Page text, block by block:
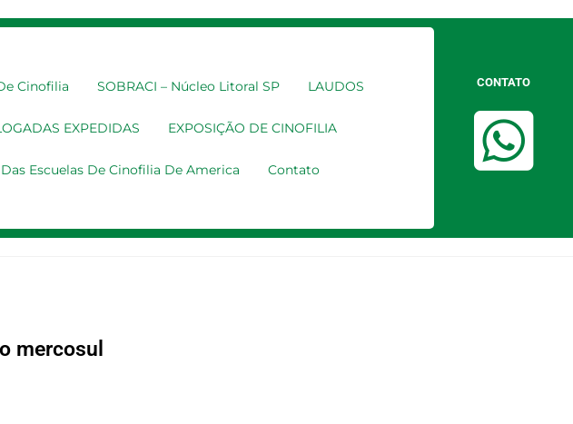
Cinofilia SOBRACI – Núcleo Litoral SP LAUDOS
EXPEDIDAS EXPOSIÇÃO DE CINOFILIA
Escuelas De Cinofilia De America Contato
CONTATO
mercosul